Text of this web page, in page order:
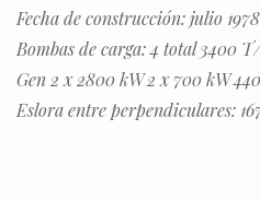
Fecha de construcción: julio
Bombas de carga: 4 total 3400
Gen 2 x 2800 kW 2 x 700 kW
Eslora entre perpendiculares: